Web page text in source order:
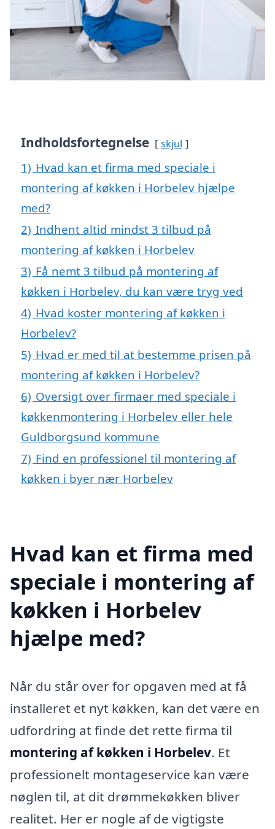
Indholdsfortegnelse skjul
1) Hvad kan et firma med speciale i
montering af køkken i Horbelev hjælpe
med?
2) Indhent altid mindst 3 tilbud på
montering af køkken i Horbelev
3) Få nemt 3 tilbud på montering af
køkken i Horbelev, du kan være tryg ved
4) Hvad koster montering af køkken i
Horbelev?
5) Hvad er med til at bestemme prisen på
montering af køkken i Horbelev?
6) Oversigt over firmaer med speciale i
køkkenmontering i Horbelev eller hele
Guldborgsund kommune
7) Find en professionel til montering af
køkken i byer nær Horbelev
Hvad kan et firma med
speciale i montering af
køkken i Horbelev
hjælpe med?
Når du står over for opgaven med at få
installeret et nyt køkken, kan det være en
udfordring at finde det rette firma til
montering af køkken i Horbelev. Et
professionelt montageservice kan være
nøglen til, at dit drømmekøkken bliver
realitet. Her er nogle af de vigtigste